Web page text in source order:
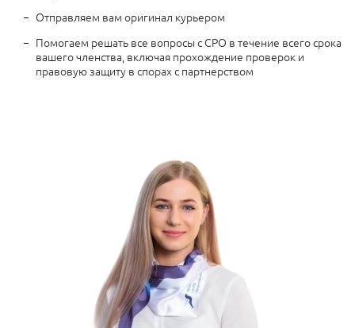
Отправляем вам оригинал курьером
Помогаем решать все вопросы с СРО в течение всего срока
вашего членства, включая прохождение проверок и
правовую защиту в спорах с партнерством